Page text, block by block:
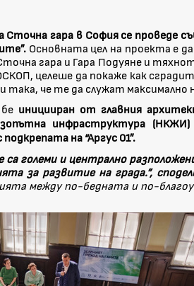
гара в София се проведе
Основната цел на проекта е
гара и Гара Подуяне и
целеше да покаже как
така, че те да служат
иницииран от главния
инфраструктура
на “Аргус 01”.
са големи и централно
за развитие на града.”,
между по-бедната и по-